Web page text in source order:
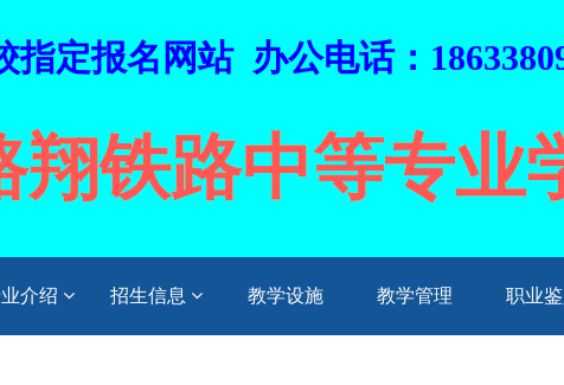
翔铁路中等专业
指定报名网站 办公电话：
介绍 招生信息 教学设施 教学管理 职业